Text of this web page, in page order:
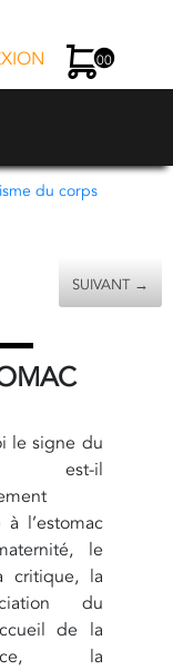
00
du corps
SUIVANT →
le signe du
est-il
à l’estomac
le
critique, la
du
de la
la